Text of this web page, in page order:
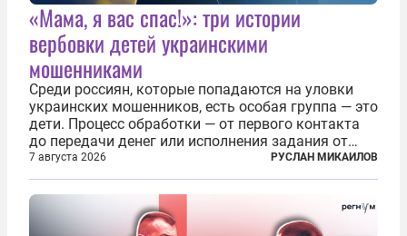
«Мама, я вас спас!»: три истории
вербовки детей украинскими
мошенниками
Среди россиян, которые попадаются на уловки
украинских мошенников, есть особая группа — это
дети. Процесс обработки — от первого контакта
до передачи денег или исполнения задания от
кураторов может занять от двух часов до
нескольких месяцев. Детей превращают в
послушных исполнителей, которые...
7 августа 2026 РУСЛАН МИКАИЛОВ